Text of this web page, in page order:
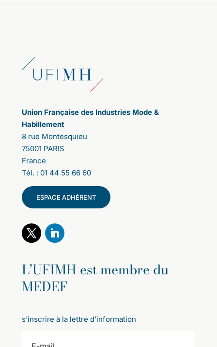
Union Française des Industries Mode &
Habillement
8 rue Montesquieu
75001 PARIS
France
Tél. : 01 44 55 66 60
ESPACE ADHÉRENT
L’UFIMH est membre du
MEDEF
s’inscrire à la lettre d’information